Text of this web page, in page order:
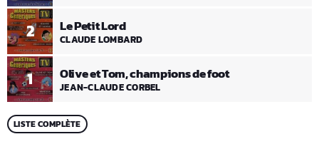
1 Olive et Tom, champions de foot
JEAN-CLAUDE CORBEL
2 Le Petit Lord
CLAUDE LOMBARD
LISTE COMPLÈTE